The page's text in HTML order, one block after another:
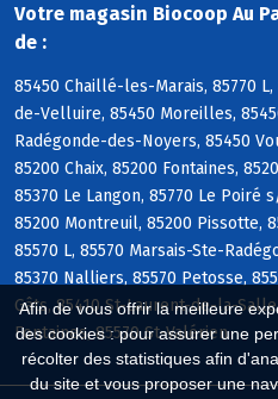
Afin de vous offrir la meilleure
des cookies : pour assurer une
récolter des statistiques afin
du site et vous proposer une
Votre magasin Biocoop Au
de :
85450 Chaillé-les-Marais, 85770
de-Velluire, 85450 Moreilles,
Radégonde-des-Noyers, 85450
85200 Chaix, 85200 Fontaines,
85370 Le Langon, 85770 Le Poiré
85200 Montreuil, 85200 Pissotte,
85570 L, 85570 Marsais-Ste-
85370 Nalliers, 85570 Petosse,
Gâts, 85410 St-Laurent-de-la-
Fontaines, 85570 St-Valérien